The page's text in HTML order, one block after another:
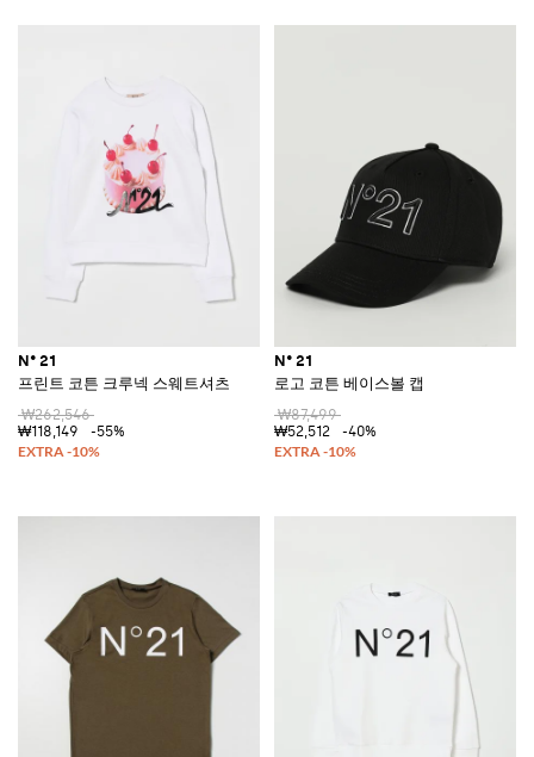
N° 21
프린트 코튼 크루넥 스웨트셔츠
₩262,546
₩118,149
-55%
N° 21
로고 코튼 베이스볼 캡
₩87,499
₩52,512
-40%